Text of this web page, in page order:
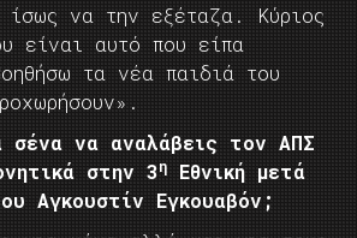
ίσως να την εξέταζα. Κύριος
είναι αυτό που είπα
τα νέα παιδιά του
σένα να αναλάβεις τον ΑΠΣ
στην 3η
Εθνική μετά
Αγκουστίν Εγκουαβόν;